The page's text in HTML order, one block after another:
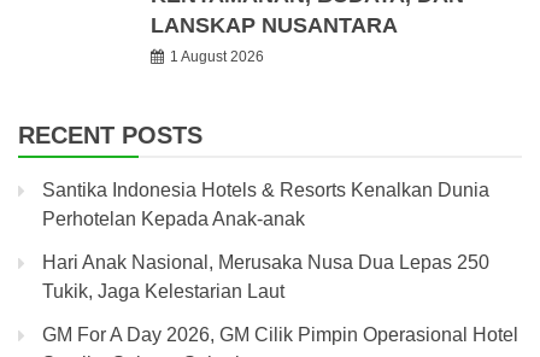
LANSKAP NUSANTARA
1 August 2026
RECENT POSTS
Santika Indonesia Hotels & Resorts Kenalkan Dunia
Perhotelan Kepada Anak-anak
Hari Anak Nasional, Merusaka Nusa Dua Lepas 250
Tukik, Jaga Kelestarian Laut
GM For A Day 2026, GM Cilik Pimpin Operasional Hotel